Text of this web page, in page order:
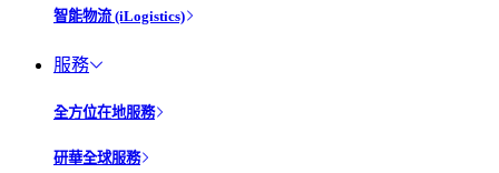
智能物流 (iLogistics)
服務
全方位在地服務
研華全球服務